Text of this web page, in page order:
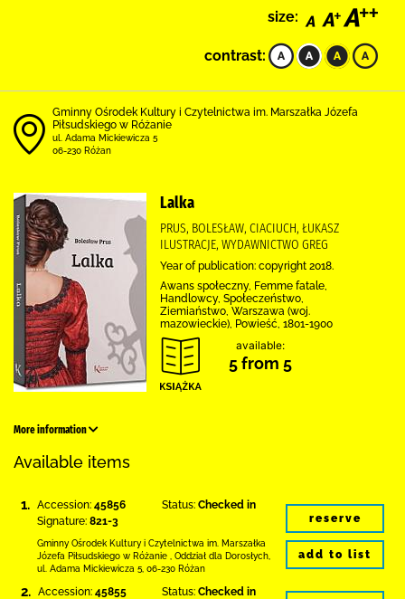
size:
contrast:
Gminny Ośrodek Kultury i Czytelnictwa im. Marszałka Józefa
Piłsudskiego w Różanie
ul. Adama Mickiewicza 5
06-230 Różan
Lalka
PRUS, BOLESŁAW, CIACIUCH, ŁUKASZ
ILUSTRACJE, WYDAWNICTWO GREG
Year of publication: copyright 2018.
Awans społeczny, Femme fatale,
Handlowcy, Społeczeństwo,
Ziemiaństwo, Warszawa (woj.
mazowieckie), Powieść, 1801-1900
available:
5 from 5
More information
Available items
1. Accession: 45856
Signature: 821-3
Status: Checked in
Gminny Ośrodek Kultury i Czytelnictwa im. Marszałka
Józefa Piłsudskiego w Różanie
Oddział dla Dorosłych,
ul. Adama Mickiewicza 5 06-230 Różan
reserve
add to list
2. Accession: 45855
Status: Checked in